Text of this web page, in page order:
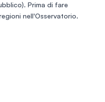
Prima di fare
nell'Osservatorio.